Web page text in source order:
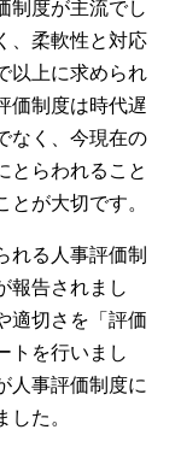
制度が主流でし
、柔軟性と対応
以上に求められ
価制度は時代遅
なく、今現在の
とらわれること
が大切です。
れる人事評価制
報告されまし
適切さを「評価
トを行いまし
人事評価制度に
た。